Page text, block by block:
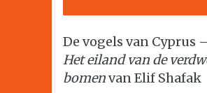
De vogels van Cyprus
Het eiland van de
bomenvan Elif Shafak